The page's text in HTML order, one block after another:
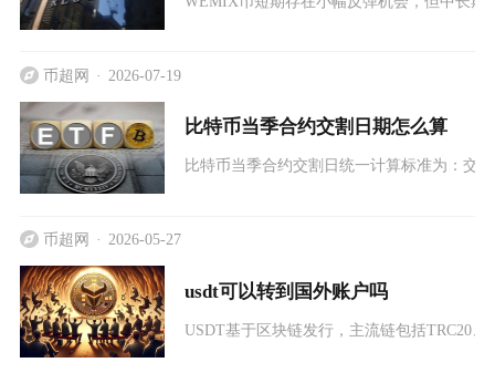
币超网 2026-07-19
比特币当季合约交割日期怎么算
比特币当季合约交割日统一计算标准为：交
币超网 2026-05-27
usdt可以转到国外账户吗
USDT基于区块链发行，主流链包括TRC20、